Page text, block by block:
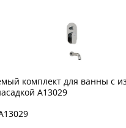
комплект для ванны с
A13029